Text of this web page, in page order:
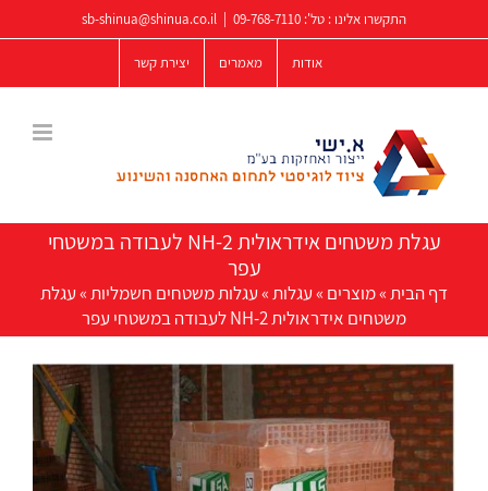
לתוכן
התקשרו אלינו : טל': 09-768-7110
sb-shinua@shinua.co.il
אודות מאמרים יצירת קשר
עגלת משטחים אידראולית NH-2 לעבודה במשטחי
עפר
דף הבית»מוצרים »עגלות»עגלות משטחים חשמליות»עגלת
משטחים אידראולית NH-2 לעבודה במשטחי עפר